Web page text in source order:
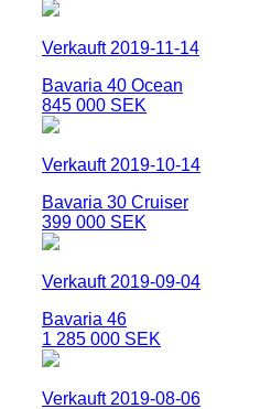
Verkauft 2019-11-14
Bavaria 40 Ocean
845 000 SEK
Verkauft 2019-10-14
Bavaria 30 Cruiser
399 000 SEK
Verkauft 2019-09-04
Bavaria 46
1 285 000 SEK
Verkauft 2019-08-06